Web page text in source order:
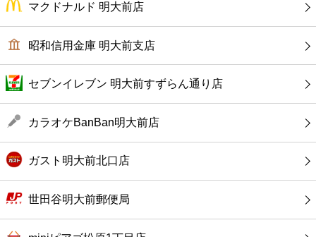
ホテル
マクドナルド 明大前店
昭和信用金庫 明大前支店
セブンイレブン 明大前すずらん通り店
カラオケBanBan明大前店
ガスト明大前北口店
世田谷明大前郵便局